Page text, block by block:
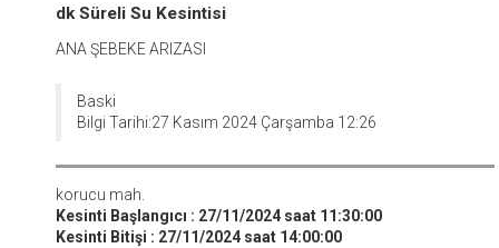
dk Süreli Su Kesintisi
ANA ŞEBEKE ARIZASI
Baski
Bilgi Tarihi:27 Kasım 2024 Çarşamba 12:26
korucu mah.
Kesinti Başlangıcı : 27/11/2024 saat 11:30:00
Kesinti Bitişi : 27/11/2024 saat 14:00:00